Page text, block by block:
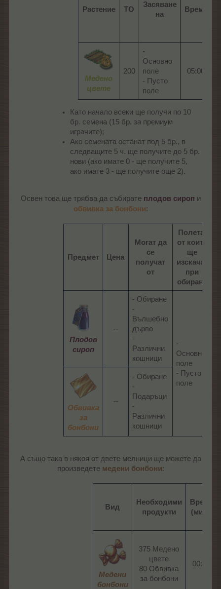
Растение ТО
Засяване
на
Време
Медено
цвете
200​
-
Основно
поле
- Пусто
поле
05:00​
Като начало всеки ще получи по 10
бр. семена (15 бр. за премиум
играчите);
Ако семената останат под 5 бр., в
следващите 5 ч. ще получите до 5 бр.
нови (ако имате 0 - ще получите 5,
ако имате 3 - ще получите още 2).
Освен това ще трябва да събирате плодов сироп и
обвивка за бонбони:
Предмет Цена
Могат да
се
получат
от
Полета,
от които
ще
изскачат
при
обиране
Плодов
сироп
--​
- Обиране
-
Вълшебно
дърво
-
Различни
кошници​
-
Основно
поле
- Пусто
поле​
Обвивка
за
бонбони
--​
- Обиране
-
Подаръци
-
Различни
кошници​
А също така в някоя от двете мелници ще можете да
произведете медени бонбони:​
Вид
Необходими
продукти
Време
(мин.)
Медени
бонбони
375 Медено
цвете
80 Обвивка
за бонбони​
00:15​